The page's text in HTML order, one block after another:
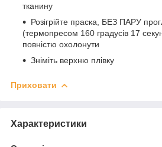
тканину
Розігрійте праска, БЕЗ ПАРУ
(термопресом 160 градусів 17
повністю охолонути
Зніміть верхню плівку
Приховати
Характеристики